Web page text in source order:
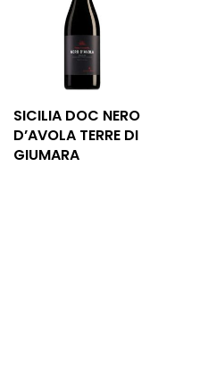
SICILIA DOC NERO
D’AVOLA TERRE DI
GIUMARA